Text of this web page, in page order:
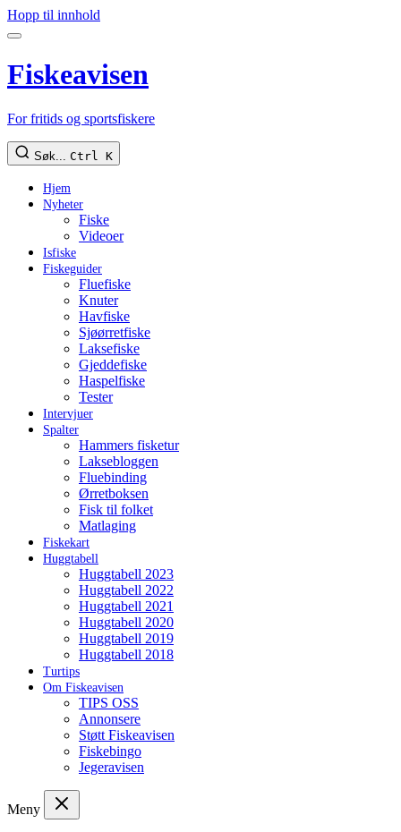
Hopp til innhold
Fiskeavisen
For fritids og sportsfiskere
Søk... Ctrl K
Hjem
Nyheter
Fiske
Videoer
Isfiske
Fiskeguider
Fluefiske
Knuter
Havfiske
Sjøørretfiske
Laksefiske
Gjeddefiske
Haspelfiske
Tester
Intervjuer
Spalter
Hammers fisketur
Laksebloggen
Fluebinding
Ørretboksen
Fisk til folket
Matlaging
Fiskekart
Huggtabell
Huggtabell 2023
Huggtabell 2022
Huggtabell 2021
Huggtabell 2020
Huggtabell 2019
Huggtabell 2018
Turtips
Om Fiskeavisen
TIPS OSS
Annonsere
Støtt Fiskeavisen
Fiskebingo
Jegeravisen
Meny